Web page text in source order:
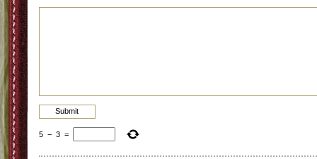
5 − 3 =